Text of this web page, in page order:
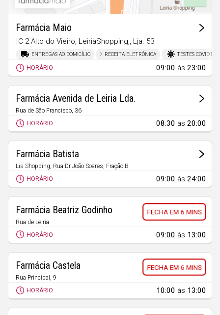
Farmácia Maio
IC 2 Alto do Vieiro, LeiriaShopping,, Lja. 53
Parceiros
HORÁRIO 09:00 às23:00
ENTREGAS AO DOMICÍLIO RECEITA ELETRÓNICA TESTES COVID19
Farmácia Avenida de Leiria Lda.
Rua de São Francisco, 36
Leiria
HORÁRIO 08:30 às20:00
Farmácia Batista
Lis Shopping, Rua Dr João Soares, Fração B
Leiria
HORÁRIO 09:00 às24:00
Farmácia Beatriz Godinho
Rua de Leiria
Maceira
HORÁRIO 09:00 às 13:00
6 MINS
Farmácia Castela
Rua Principal, 9
Cortes
HORÁRIO 10:00 às 13:00
6 MINS